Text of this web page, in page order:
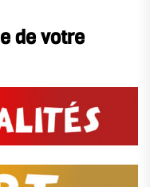
de votre